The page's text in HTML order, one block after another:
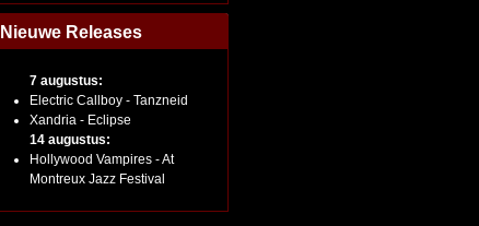
Nieuwe Releases
7 augustus:
Electric Callboy - Tanzneid
Xandria - Eclipse
14 augustus:
Hollywood Vampires - At
Montreux Jazz Festival